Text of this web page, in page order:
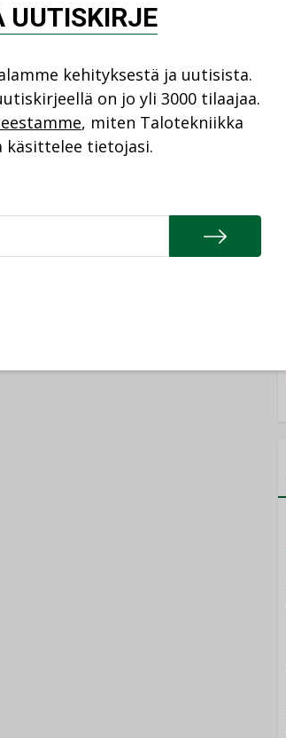
UUTISKIRJE
kehityksestä ja uutisista.
on jo yli 3000 tilaajaa.
, miten Talotekniikka
käsittelee tietojasi.